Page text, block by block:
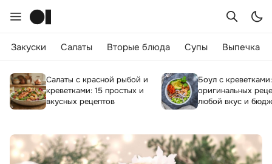
Закуски Салаты Вторые блюда Супы Выпечка
Салаты с красной рыбой и
креветками: 15 простых и
вкусных рецептов
Боул с
оригинальных
любой вкус и